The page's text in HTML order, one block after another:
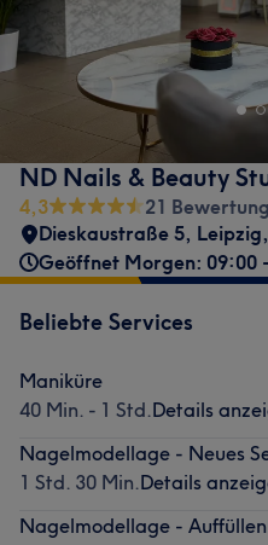
ND Nails & Beauty
4,3
21
Dieskaustraße 5, Leipzig,
Geöffnet Morgen: 09:00
Beliebte Services
Maniküre
40 Min. - 1 Std.Details
Nagelmodellage - Neues
1 Std. 30 Min.Details
Nagelmodellage -